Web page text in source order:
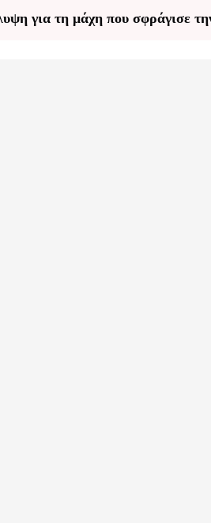
για τη μάχη που σφράγισε